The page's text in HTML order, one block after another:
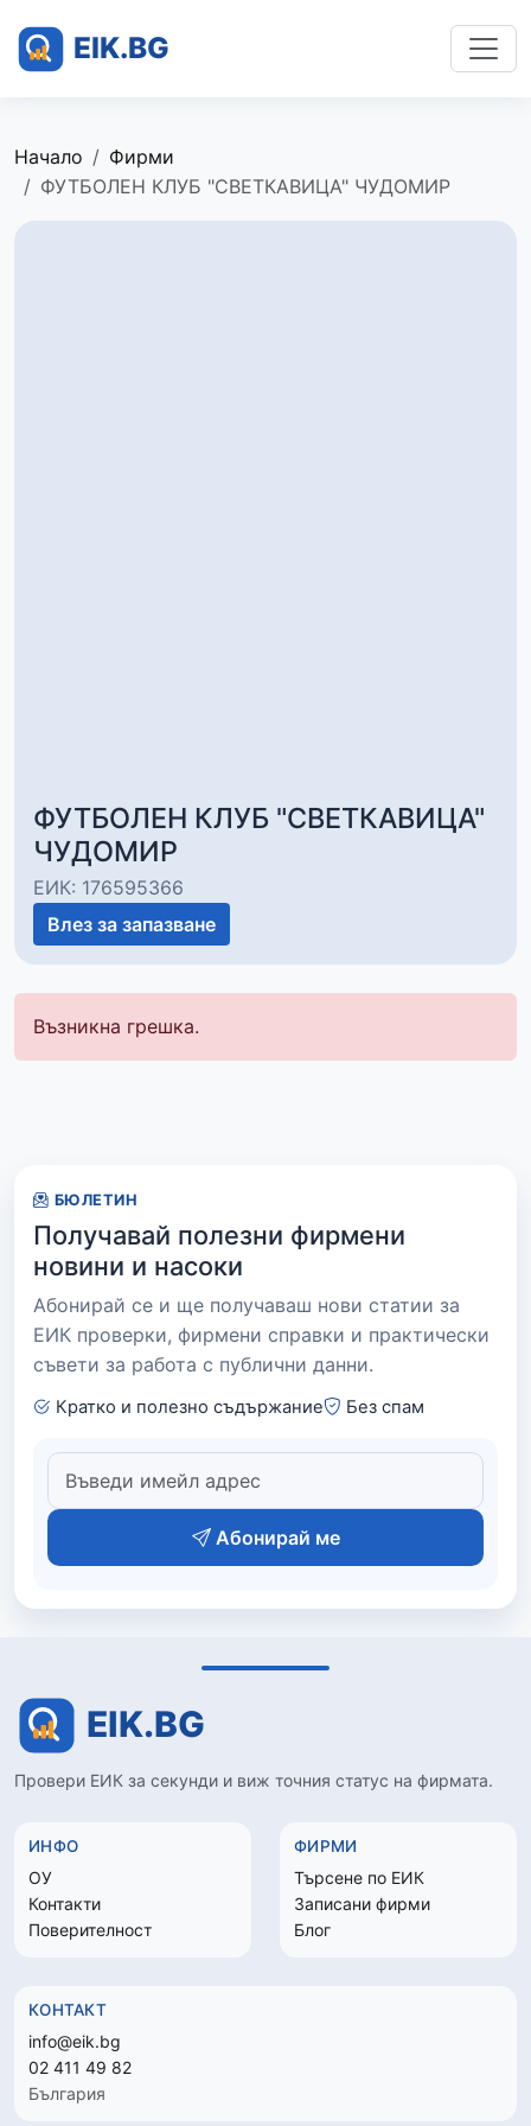
Начало
Фирми
ФУТБОЛЕН КЛУБ "СВЕТКАВИЦА" ЧУДОМИР
ФУТБОЛЕН КЛУБ "СВЕТКАВИЦА"
ЧУДОМИР
ЕИК: 176595366
Влез за запазване
Възникна грешка.
БЮЛЕТИН
Получавай полезни фирмени
новини и насоки
Абонирай се и ще получаваш нови статии за
ЕИК проверки, фирмени справки и практически
съвети за работа с публични данни.
Кратко и полезно съдържание Без спам
Абонирай ме
Провери ЕИК за секунди и виж точния статус на фирмата.
ИНФО
ОУ
Контакти
Поверителност
ФИРМИ
Търсене по ЕИК
Записани фирми
Блог
КОНТАКТ
info@eik.bg
02 411 49 82
България